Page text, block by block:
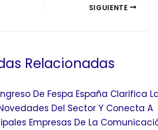
SIGUIENTE
Relacionadas